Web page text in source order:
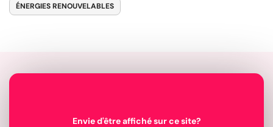
ÉNERGIES RENOUVELABLES
Envie d'être affiché sur ce site?